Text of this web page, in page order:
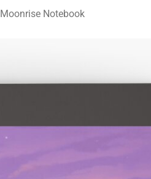
Moonrise Notebook